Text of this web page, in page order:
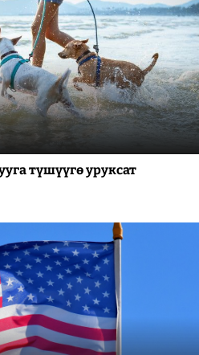
түшүүгө уруксат